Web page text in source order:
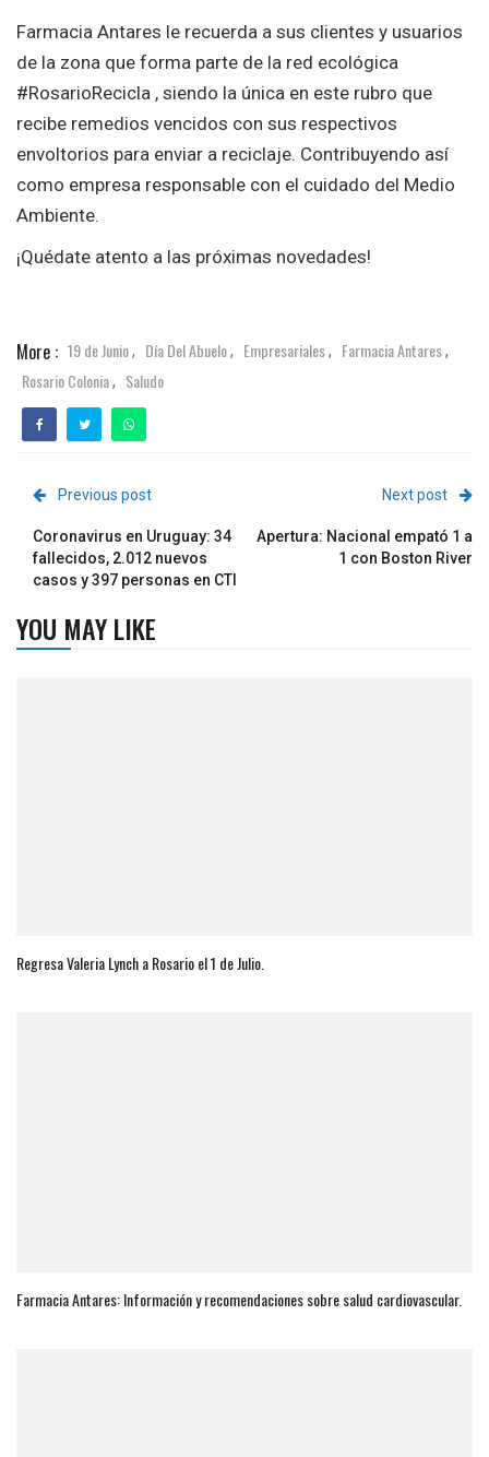
Farmacia Antares le recuerda a sus clientes y usuarios
de la zona que forma parte de la red ecológica
#RosarioRecicla , siendo la única en este rubro que
recibe remedios vencidos con sus respectivos
envoltorios para enviar a reciclaje. Contribuyendo así
como empresa responsable con el cuidado del Medio
Ambiente.
¡Quédate atento a las próximas novedades!
More : 19 de Junio, Día Del Abuelo, Empresariales, Farmacia Antares,
Rosario Colonia, Saludo
Previous post
Coronavirus en Uruguay: 34
fallecidos, 2.012 nuevos
casos y 397 personas en CTI
Next post
Apertura: Nacional empató 1 a
1 con Boston River
YOU MAY LIKE
Regresa Valeria Lynch a Rosario el 1 de Julio.
Farmacia Antares: Información y recomendaciones sobre salud cardiovascular.